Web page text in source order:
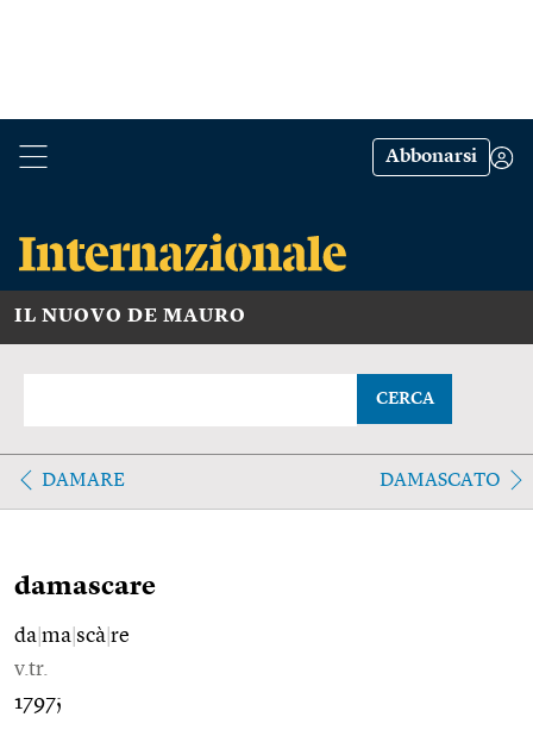
Abbonarsi
IL NUOVO DE MAURO
CERCA
DAMARE DAMASCATO
damascare
da ma scà re
v.tr.
1797;